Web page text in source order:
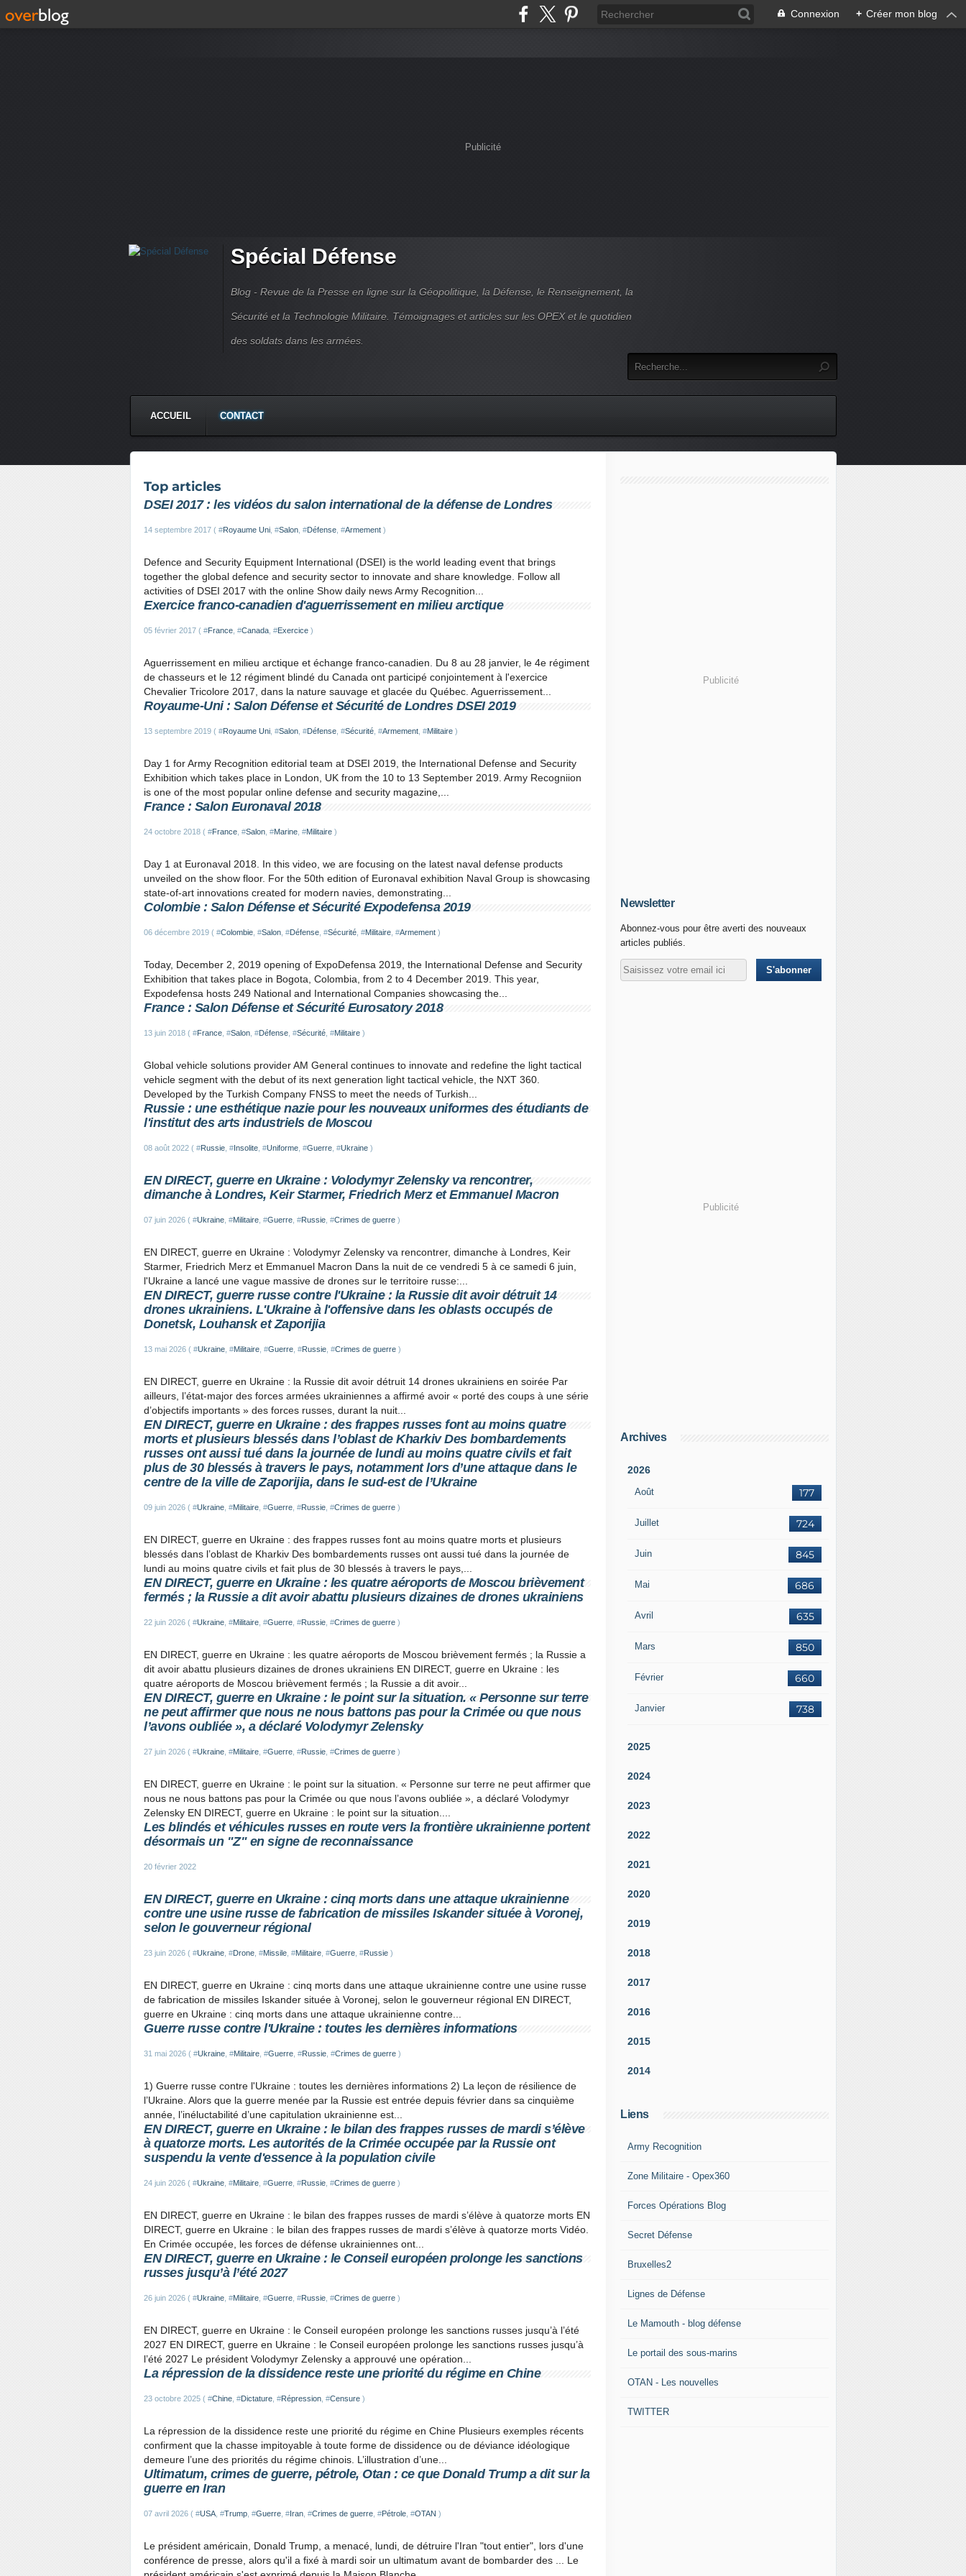
Connexion + Créer mon blog
Publicité
Spécial Défense
Blog - Revue de la Presse en ligne sur la Géopolitique, la Défense, le Renseignement, la
Sécurité et la Technologie Militaire. Témoignages et articles sur les OPEX et le quotidien
des soldats dans les armées.
ACCUEIL CONTACT
Top articles
DSEI 2017 : les vidéos du salon international de la défense de Londres
14 septembre 2017 ( #Royaume Uni , #Salon , #Défense , #Armement )
Defence and Security Equipment International (DSEI) is the world leading event that brings
together the global defence and security sector to innovate and share knowledge. Follow all
activities of DSEI 2017 with the online Show daily news Army Recognition...
Exercice franco-canadien d'aguerrissement en milieu arctique
05 février 2017 ( #France , #Canada , #Exercice )
Aguerrissement en milieu arctique et échange franco-canadien. Du 8 au 28 janvier, le 4e régiment
de chasseurs et le 12 régiment blindé du Canada ont participé conjointement à l'exercice
Chevalier Tricolore 2017, dans la nature sauvage et glacée du Québec. Aguerrissement...
Royaume-Uni : Salon Défense et Sécurité de Londres DSEI 2019
13 septembre 2019 ( #Royaume Uni , #Salon , #Défense , #Sécurité , #Armement , #Militaire )
Day 1 for Army Recognition editorial team at DSEI 2019, the International Defense and Security
Exhibition which takes place in London, UK from the 10 to 13 September 2019. Army Recogniion
is one of the most popular online defense and security magazine,...
France : Salon Euronaval 2018
24 octobre 2018 ( #France , #Salon , #Marine , #Militaire )
Day 1 at Euronaval 2018. In this video, we are focusing on the latest naval defense products
unveiled on the show floor. For the 50th edition of Euronaval exhibition Naval Group is showcasing
state-of-art innovations created for modern navies, demonstrating...
Colombie : Salon Défense et Sécurité Expodefensa 2019
06 décembre 2019 ( #Colombie , #Salon , #Défense , #Sécurité , #Militaire , #Armement )
Today, December 2, 2019 opening of ExpoDefensa 2019, the International Defense and Security
Exhibition that takes place in Bogota, Colombia, from 2 to 4 December 2019. This year,
Expodefensa hosts 249 National and International Companies showcasing the...
France : Salon Défense et Sécurité Eurosatory 2018
13 juin 2018 ( #France , #Salon , #Défense , #Sécurité , #Militaire )
Global vehicle solutions provider AM General continues to innovate and redefine the light tactical
vehicle segment with the debut of its next generation light tactical vehicle, the NXT 360.
Developed by the Turkish Company FNSS to meet the needs of Turkish...
Russie : une esthétique nazie pour les nouveaux uniformes des étudiants de
l'institut des arts industriels de Moscou
08 août 2022 ( #Russie , #Insolite , #Uniforme , #Guerre , #Ukraine )
EN DIRECT, guerre en Ukraine : Volodymyr Zelensky va rencontrer,
dimanche à Londres, Keir Starmer, Friedrich Merz et Emmanuel Macron
07 juin 2026 ( #Ukraine , #Militaire , #Guerre , #Russie , #Crimes de guerre )
EN DIRECT, guerre en Ukraine : Volodymyr Zelensky va rencontrer, dimanche à Londres, Keir
Starmer, Friedrich Merz et Emmanuel Macron Dans la nuit de ce vendredi 5 à ce samedi 6 juin,
l'Ukraine a lancé une vague massive de drones sur le territoire russe:...
EN DIRECT, guerre russe contre l'Ukraine : la Russie dit avoir détruit 14
drones ukrainiens. L'Ukraine à l'offensive dans les oblasts occupés de
Donetsk, Louhansk et Zaporijia
13 mai 2026 ( #Ukraine , #Militaire , #Guerre , #Russie , #Crimes de guerre )
EN DIRECT, guerre en Ukraine : la Russie dit avoir détruit 14 drones ukrainiens en soirée Par
ailleurs, l’état-major des forces armées ukrainiennes a affirmé avoir « porté des coups à une série
d’objectifs importants » des forces russes, durant la nuit...
EN DIRECT, guerre en Ukraine : des frappes russes font au moins quatre
morts et plusieurs blessés dans l’oblast de Kharkiv Des bombardements
russes ont aussi tué dans la journée de lundi au moins quatre civils et fait
plus de 30 blessés à travers le pays, notamment lors d’une attaque dans le
centre de la ville de Zaporijia, dans le sud-est de l’Ukraine
09 juin 2026 ( #Ukraine , #Militaire , #Guerre , #Russie , #Crimes de guerre )
EN DIRECT, guerre en Ukraine : des frappes russes font au moins quatre morts et plusieurs
blessés dans l’oblast de Kharkiv Des bombardements russes ont aussi tué dans la journée de
lundi au moins quatre civils et fait plus de 30 blessés à travers le pays,...
EN DIRECT, guerre en Ukraine : les quatre aéroports de Moscou brièvement
fermés ; la Russie a dit avoir abattu plusieurs dizaines de drones ukrainiens
22 juin 2026 ( #Ukraine , #Militaire , #Guerre , #Russie , #Crimes de guerre )
EN DIRECT, guerre en Ukraine : les quatre aéroports de Moscou brièvement fermés ; la Russie a
dit avoir abattu plusieurs dizaines de drones ukrainiens EN DIRECT, guerre en Ukraine : les
quatre aéroports de Moscou brièvement fermés ; la Russie a dit avoir...
EN DIRECT, guerre en Ukraine : le point sur la situation. « Personne sur terre
ne peut affirmer que nous ne nous battons pas pour la Crimée ou que nous
l’avons oubliée », a déclaré Volodymyr Zelensky
27 juin 2026 ( #Ukraine , #Militaire , #Guerre , #Russie , #Crimes de guerre )
EN DIRECT, guerre en Ukraine : le point sur la situation. « Personne sur terre ne peut affirmer que
nous ne nous battons pas pour la Crimée ou que nous l’avons oubliée », a déclaré Volodymyr
Zelensky EN DIRECT, guerre en Ukraine : le point sur la situation....
Les blindés et véhicules russes en route vers la frontière ukrainienne portent
désormais un "Z" en signe de reconnaissance
20 février 2022
EN DIRECT, guerre en Ukraine : cinq morts dans une attaque ukrainienne
contre une usine russe de fabrication de missiles Iskander située à Voronej,
selon le gouverneur régional
23 juin 2026 ( #Ukraine , #Drone , #Missile , #Militaire , #Guerre , #Russie )
EN DIRECT, guerre en Ukraine : cinq morts dans une attaque ukrainienne contre une usine russe
de fabrication de missiles Iskander située à Voronej, selon le gouverneur régional EN DIRECT,
guerre en Ukraine : cinq morts dans une attaque ukrainienne contre...
Guerre russe contre l'Ukraine : toutes les dernières informations
31 mai 2026 ( #Ukraine , #Militaire , #Guerre , #Russie , #Crimes de guerre )
1) Guerre russe contre l'Ukraine : toutes les dernières informations 2) La leçon de résilience de
l’Ukraine. Alors que la guerre menée par la Russie est entrée depuis février dans sa cinquième
année, l’inéluctabilité d’une capitulation ukrainienne est...
EN DIRECT, guerre en Ukraine : le bilan des frappes russes de mardi s’élève
à quatorze morts. Les autorités de la Crimée occupée par la Russie ont
suspendu la vente d'essence à la population civile
24 juin 2026 ( #Ukraine , #Militaire , #Guerre , #Russie , #Crimes de guerre )
EN DIRECT, guerre en Ukraine : le bilan des frappes russes de mardi s’élève à quatorze morts EN
DIRECT, guerre en Ukraine : le bilan des frappes russes de mardi s’élève à quatorze morts Vidéo.
En Crimée occupée, les forces de défense ukrainiennes ont...
EN DIRECT, guerre en Ukraine : le Conseil européen prolonge les sanctions
russes jusqu’à l’été 2027
26 juin 2026 ( #Ukraine , #Militaire , #Guerre , #Russie , #Crimes de guerre )
EN DIRECT, guerre en Ukraine : le Conseil européen prolonge les sanctions russes jusqu’à l’été
2027 EN DIRECT, guerre en Ukraine : le Conseil européen prolonge les sanctions russes jusqu’à
l’été 2027 Le président Volodymyr Zelensky a approuvé une opération...
La répression de la dissidence reste une priorité du régime en Chine
23 octobre 2025 ( #Chine , #Dictature , #Répression , #Censure )
La répression de la dissidence reste une priorité du régime en Chine Plusieurs exemples récents
confirment que la chasse impitoyable à toute forme de dissidence ou de déviance idéologique
demeure l’une des priorités du régime chinois. L’illustration d’une...
Ultimatum, crimes de guerre, pétrole, Otan : ce que Donald Trump a dit sur la
guerre en Iran
07 avril 2026 ( #USA , #Trump , #Guerre , #Iran , #Crimes de guerre , #Pétrole , #OTAN )
Le président américain, Donald Trump, a menacé, lundi, de détruire l'Iran "tout entier", lors d'une
conférence de presse, alors qu'il a fixé à mardi soir un ultimatum avant de bombarder des ... Le
Publicité
Newsletter
Abonnez-vous pour être averti des nouveaux
articles publiés.
Publicité
Archives
2026
Août 177
Juillet 724
Juin 845
Mai 686
Avril 635
Mars 850
Février 660
Janvier 738
2025
2024
2023
2022
2021
2020
2019
2018
2017
2016
2015
2014
Liens
Army Recognition
Zone Militaire - Opex360
Forces Opérations Blog
Secret Défense
Bruxelles2
Lignes de Défense
Le Mamouth - blog défense
Le portail des sous-marins
OTAN - Les nouvelles
TWITTER